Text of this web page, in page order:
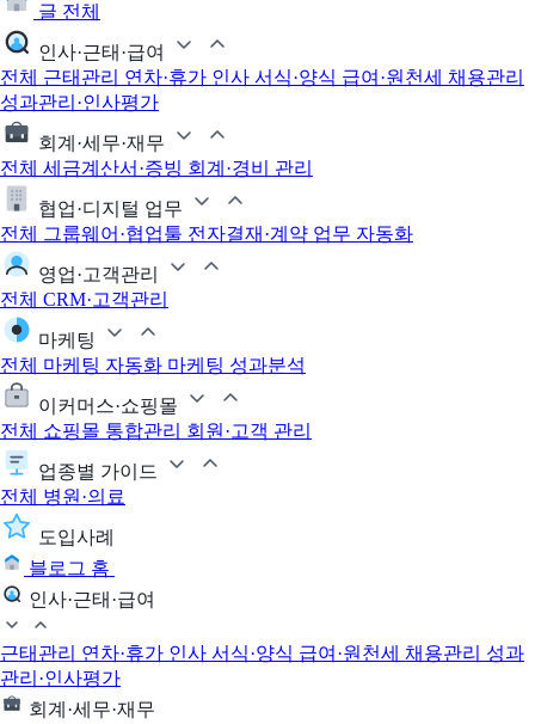
글 전체
인사·근태·급여
전체 근태관리 연차·휴가 인사 서식·양식 급여·원천세 채용관리
성과관리·인사평가
회계·세무·재무
전체 세금계산서·증빙 회계·경비 관리
협업·디지털 업무
전체
그룹웨어·협업툴 전자결재·계약 업무 자동화
영업·고객관리
전체 CRM·고객관리
마케팅
전체 마케팅 자동화 마케팅 성과분석
이커머스·쇼핑몰
전체 쇼핑몰 통합관리 회원·고객 관리
업종별 가이드
전체 병원·의료
도입사례
블로그 홈
인사·근태·급여
근태관리 연차·휴가 인사 서식·양식 급여·원천세 채용관리 성과
관리·인사평가
회계·세무·재무